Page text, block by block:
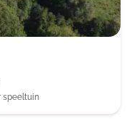
speeltuin